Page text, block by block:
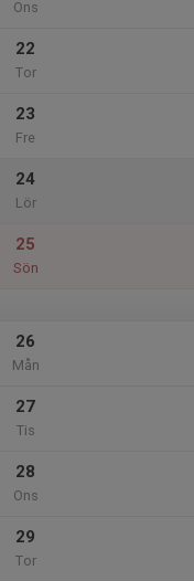
Ons
22
Tor
23
Fre
24
Lör
25
Sön
26
Mån
27
Tis
28
Ons
29
Tor